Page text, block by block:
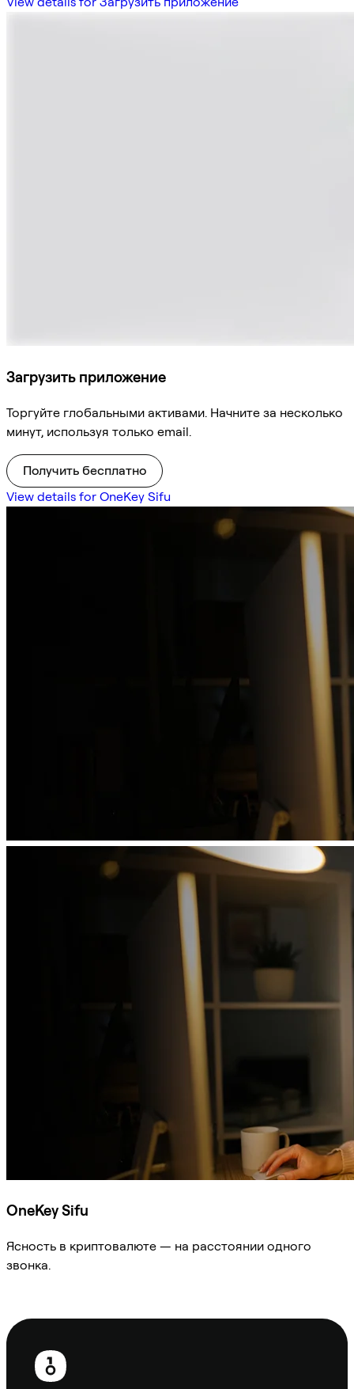
Загрузить приложение
Торгуйте глобальными активами. Начните за несколько
минут, используя только email.
Получить бесплатно
View details for OneKey Sifu
OneKey Sifu
Ясность в криптовалюте — на расстоянии одного
звонка.
Нижний
колонтитул